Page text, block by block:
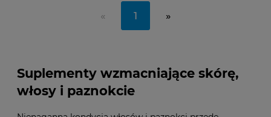
« 1 »
Suplementy wzmacniające skórę,
włosy i paznokcie